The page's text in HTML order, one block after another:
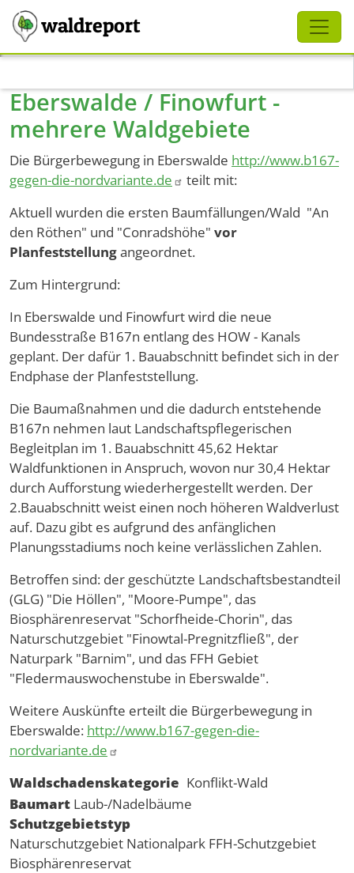
waldreport
Eberswalde / Finowfurt -
mehrere Waldgebiete
Die Bürgerbewegung in Eberswalde http://www.b167-
gegen-die-nordvariante.de
teilt mit:
Aktuell wurden die ersten Baumfällungen/Wald "An
den Röthen" und "Conradshöhe" vor
Planfeststellungangeordnet.
Zum Hintergrund:
In Eberswalde und Finowfurt wird die neue
Bundesstraße B167n entlang des HOW - Kanals
geplant. Der dafür 1. Bauabschnitt befindet sich in der
Endphase der Planfeststellung.
Die Baumaßnahmen und die dadurch entstehende
B167n nehmen laut Landschaftspflegerischen
Begleitplan im 1. Bauabschnitt 45,62 Hektar
Waldfunktionen in Anspruch, wovon nur 30,4 Hektar
durch Aufforstung wiederhergestellt werden. Der
2.Bauabschnitt weist einen noch höheren Waldverlust
auf. Dazu gibt es aufgrund des anfänglichen
Planungsstadiums noch keine verlässlichen Zahlen.
Betroffen sind: der geschützte Landschaftsbestandteil
(GLG) "Die Höllen", "Moore-Pumpe", das
Biosphärenreservat "Schorfheide-Chorin", das
Naturschutzgebiet "Finowtal-Pregnitzfließ", der
Naturpark "Barnim", und das FFH Gebiet
"Fledermauswochenstube in Eberswalde".
Weitere Auskünfte erteilt die Bürgerbewegung in
Eberswalde: http://www.b167-gegen-die-
nordvariante.de
Waldschadenskategorie Konflikt-Wald
Baumart Laub-/Nadelbäume
Schutzgebietstyp
Naturschutzgebiet Nationalpark FFH-Schutzgebiet
Biosphärenreservat
Schliessen